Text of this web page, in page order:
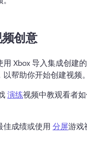
创意
Xbox 导入集成创建的
以帮助你开始创建视频。
演练视频中教观看者
佳成绩或使用 分屏游戏